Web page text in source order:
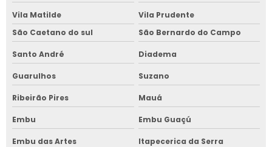
Vila Matilde
Vila Prudente
São Caetano do sul
São Bernardo do Campo
Santo André Diadema
Guarulhos Suzano
Ribeirão Pires Mauá
Embu Embu Guaçú
Embu das Artes Itapecerica da Serra